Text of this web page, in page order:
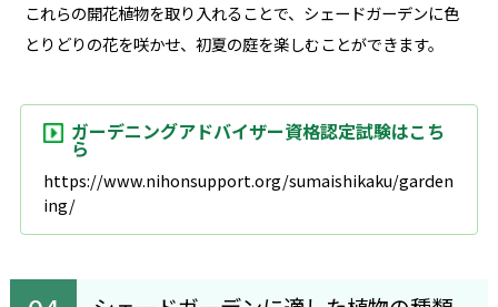
これらの開花植物を取り入れることで、シェードガーデンに色
とりどりの花を咲かせ、初夏の庭を楽しむことができます。
ガーデニングアドバイザー資格認定試験はこち
ら
https://www.nihonsupport.org/sumaishikaku/garden
ing/